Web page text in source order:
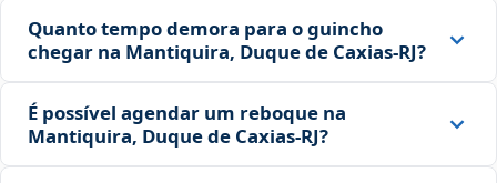
Quanto tempo demora para o guincho
chegar na Mantiquira, Duque de Caxias‑RJ?
É possível agendar um reboque na
Mantiquira, Duque de Caxias‑RJ?